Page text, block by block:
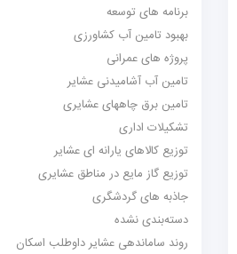
برنامه های توسعه
بهبود تامین آب کشاورزی
پروژه های عمرانی
تامین آب آشامیدنی عشایر
تامین برق چاههای عشایری
تشکیلات اداری
توزیع کالاهای یارانه ای عشایر
توزیع گاز مایع در مناطق عشایری
جاذبه های گردشگری
دسته‌بندی نشده
روند ساماندهی عشایر داوطلب اسکان